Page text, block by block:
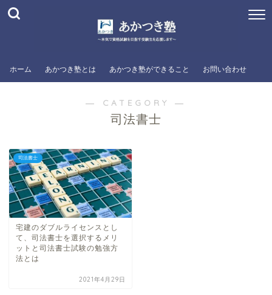
ホーム あかつき塾とは あかつき塾ができること お問い合わせ
― CATEGORY ―
司法書士
司法書士
宅建のダブルライセンスとし
て、司法書士を選択するメリ
ットと司法書士試験の勉強方
法とは
2021年4月29日